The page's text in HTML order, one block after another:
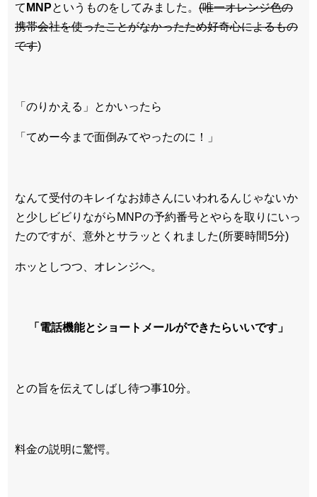
て MNPというものをしてみました。 (唯一オレンジ色の
携帯会社を使ったことがなかったため好奇心によるもの
です)
「のりかえる」とかいったら
「てめー今まで面倒みてやったのに！」
なんて受付のキレイなお姉さんにいわれるんじゃないか
と少しビビりながらMNPの予約番号とやらを取りにいっ
たのですが、意外とサラッとくれました(所要時間5分)
ホッとしつつ、オレンジへ。
「電話機能とショートメールができたらいいです」
との旨を伝えてしばし待つ事10分。
料金の説明に驚愕。